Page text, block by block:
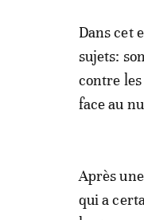
Dans cet
sujets:
contre
face au
Après
qui a